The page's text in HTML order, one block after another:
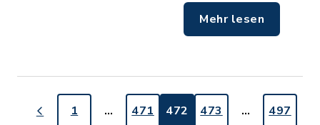
Mehr lesen
1 … 471 472 473 … 497